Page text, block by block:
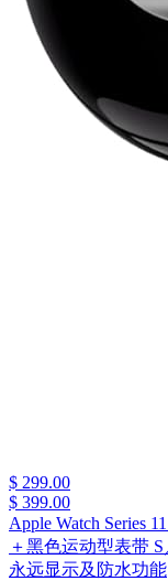
$ 299.00
$ 399.00
Apple Watch Series
＋黑色运动型表带
永远显示及防水功能